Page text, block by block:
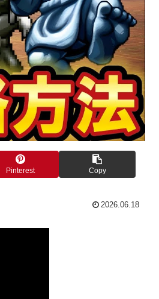
Pinterest Copy
2026.06.18